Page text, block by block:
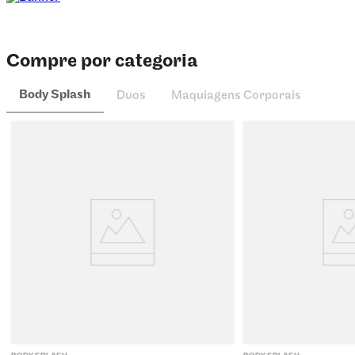
Compre por categoria
Body Splash Duos Maquiagens Corporais